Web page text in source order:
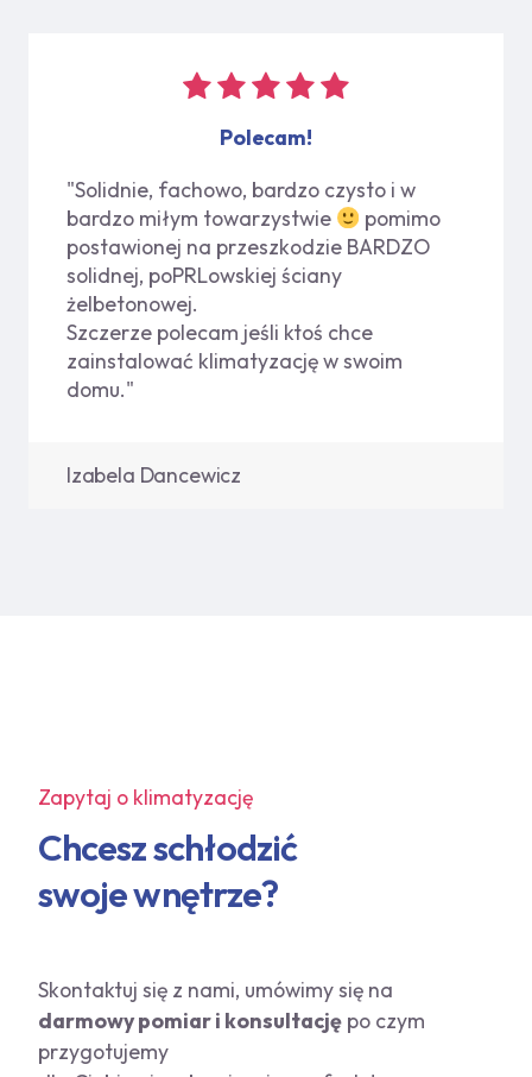
Polecam!
"Solidnie, fachowo, bardzo czysto i w
bardzo miłym towarzystwie
pomimo
postawionej na przeszkodzie BARDZO
solidnej, poPRLowskiej ściany
żelbetonowej.
Szczerze polecam jeśli ktoś chce
zainstalować klimatyzację w swoim
domu."
Izabela Dancewicz
Zapytaj o klimatyzację
Chcesz schłodzić
swoje wnętrze?
Skontaktuj się z nami, umówimy się na
darmowy pomiar i konsultację po czym
przygotujemy